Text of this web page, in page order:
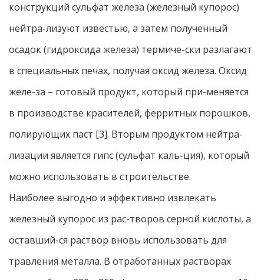
конструкций сульфат железа (железный купорос)
нейтра-лизуют известью, а затем полученный
осадок (гидроксида железа) термиче-ски разлагают
в специальных печах, получая оксид железа. Оксид
желе-за – готовый продукт, который при-меняется
в производстве красителей, ферритных порошков,
полирующих паст [3]. Вторым продуктом нейтра-
лизации является гипс (сульфат каль-ция), который
можно использовать в строительстве.
Наиболее выгодно и эффективно извлекать
железный купорос из рас-творов серной кислоты, а
оставший-ся раствор вновь использовать для
травления металла. В отработанных растворах